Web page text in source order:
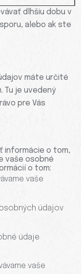
dlhšiu dobu v
alebo ak ste
máte určité
Tu je uvedený
pre Vás
informácie o tom,
vaše osobné
o tom:
vaše
údajov
údaje
vaše